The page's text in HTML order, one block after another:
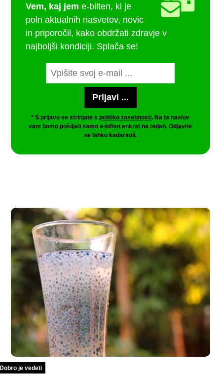
Vem, kaj jem e-bilten, ki je
poln aktualnih nasvetov, novic
in priporočil, kako obdržati zdravje v
najboljši kondiciji. Splača se!
* S prijavo se strinjate spolitiko zasebnosti. Na ta naslov
vam bomo pošiljali samo e-bilten enkrat na teden. Odjavite
se lahko kadarkoli.
Dobro je vedeti